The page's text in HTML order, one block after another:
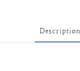
Description